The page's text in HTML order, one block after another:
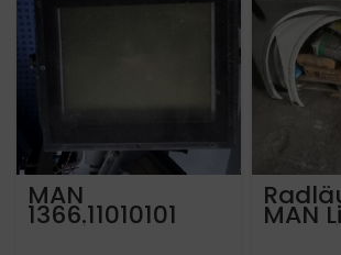
MAN
1366.11010101
Version 2.0 MAN
MAN